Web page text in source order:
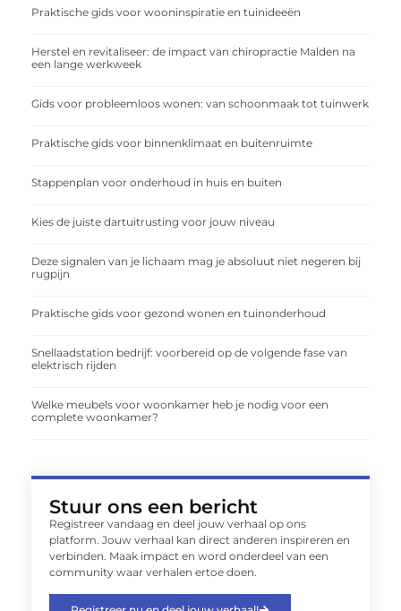
Praktische gids voor wooninspiratie en tuinideeën
Herstel en revitaliseer: de impact van chiropractie Malden na
een lange werkweek
Gids voor probleemloos wonen: van schoonmaak tot tuinwerk
Praktische gids voor binnenklimaat en buitenruimte
Stappenplan voor onderhoud in huis en buiten
Kies de juiste dartuitrusting voor jouw niveau
Deze signalen van je lichaam mag je absoluut niet negeren bij
rugpijn
Praktische gids voor gezond wonen en tuinonderhoud
Snellaadstation bedrijf: voorbereid op de volgende fase van
elektrisch rijden
Welke meubels voor woonkamer heb je nodig voor een
complete woonkamer?
Stuur ons een bericht
Registreer vandaag en deel jouw verhaal op ons
platform. Jouw verhaal kan direct anderen inspireren en
verbinden. Maak impact en word onderdeel van een
community waar verhalen ertoe doen.